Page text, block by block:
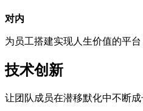
对内
为员工搭建实现人生价值的平台
技术创新
让团队成员在潜移默化中不断成